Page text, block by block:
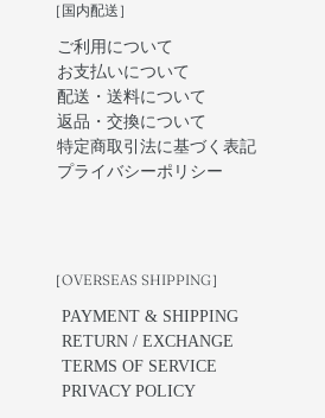
［国内配送］
ご利用について
お支払いについて
配送・送料について
返品・交換について
特定商取引法に基づく表記
プライバシーポリシー
［OVERSEAS SHIPPING］
PAYMENT & SHIPPING
RETURN / EXCHANGE
TERMS OF SERVICE
PRIVACY POLICY